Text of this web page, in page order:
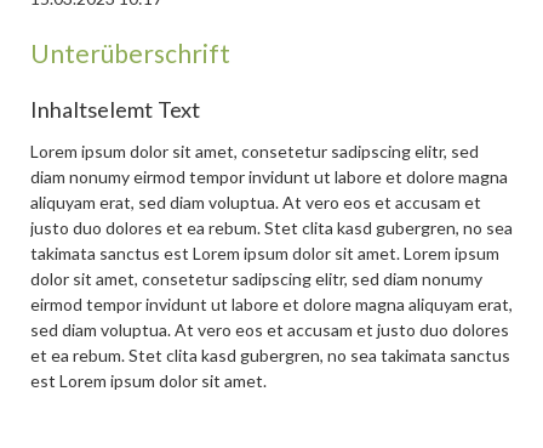
Unterüberschrift
Inhaltselemt Text
Lorem ipsum dolor sit amet, consetetur sadipscing elitr, sed
diam nonumy eirmod tempor invidunt ut labore et dolore magna
aliquyam erat, sed diam voluptua. At vero eos et accusam et
justo duo dolores et ea rebum. Stet clita kasd gubergren, no sea
takimata sanctus est Lorem ipsum dolor sit amet. Lorem ipsum
dolor sit amet, consetetur sadipscing elitr, sed diam nonumy
eirmod tempor invidunt ut labore et dolore magna aliquyam erat,
sed diam voluptua. At vero eos et accusam et justo duo dolores
et ea rebum. Stet clita kasd gubergren, no sea takimata sanctus
est Lorem ipsum dolor sit amet.